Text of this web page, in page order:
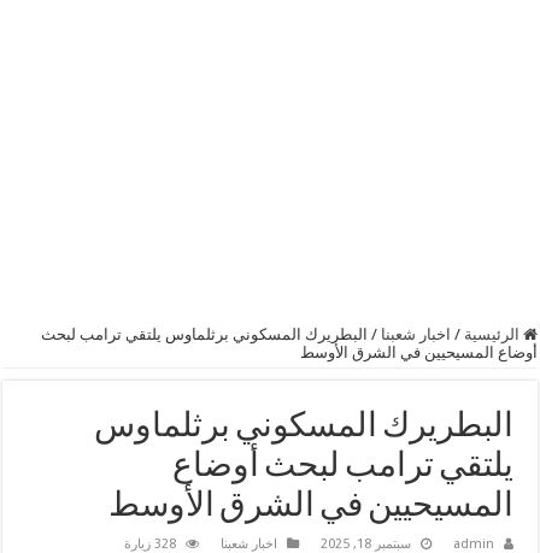
الرئيسية / اخبار شعبنا / البطريرك المسكوني برثلماوس يلتقي ترامب لبحث
أوضاع المسيحيين في الشرق الأوسط
البطريرك المسكوني برثلماوس
يلتقي ترامب لبحث أوضاع
المسيحيين في الشرق الأوسط
admin سبتمبر 18, 2025 اخبار شعبنا 328 زيارة